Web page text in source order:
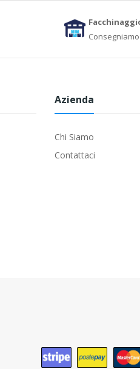
Azienda
Chi Siamo
Contattaci